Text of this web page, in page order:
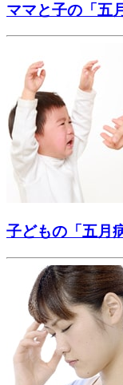
ママと子の「五
子どもの「五月